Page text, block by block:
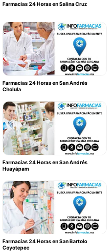
Farmacias 24 Horas en Salina Cruz
Farmacias 24 Horas en San Andrés
Cholula
Farmacias 24 Horas en San Andrés
Huayápam
Farmacias 24 Horas en San Bartolo
Coyotepec